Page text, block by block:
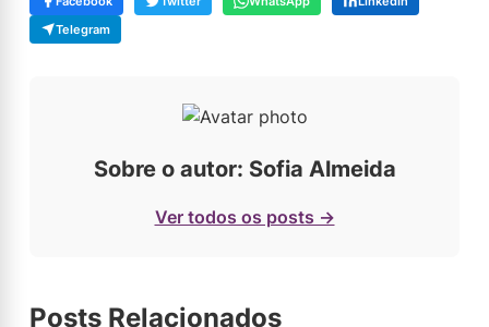
Telegram
Sobre o autor: Sofia Almeida
Ver todos os posts →
Posts Relacionados